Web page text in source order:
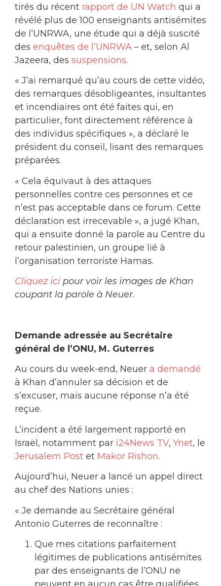
tirés du récent rapport de UN Watch qui a
révélé plus de 100 enseignants antisémites
de l’UNRWA, une étude qui a déjà suscité
des enquêtes de l’UNRWA – et, selon Al
Jazeera, des suspensions.
« J’ai remarqué qu’au cours de cette vidéo,
des remarques désobligeantes, insultantes
et incendiaires ont été faites qui, en
particulier, font directement référence à
des individus spécifiques », a déclaré le
président du conseil, lisant des remarques
préparées.
« Cela équivaut à des attaques
personnelles contre ces personnes et ce
n’est pas acceptable dans ce forum. Cette
déclaration est irrecevable », a jugé Khan,
qui a ensuite donné la parole au Centre du
retour palestinien, un groupe lié à
l’organisation terroriste Hamas.
Cliquez ici pour voir les images de Khan
coupant la parole à Neuer.
Demande adressée au Secrétaire
général de l’ONU, M. Guterres
Au cours du week-end, Neuer a demandé
à Khan d’annuler sa décision et de
s’excuser, mais aucune réponse n’a été
reçue.
L’incident a été largement rapporté en
Israël, notamment par i24News TV, Ynet, le
Jerusalem Post et Makor Rishon.
Aujourd’hui, Neuer a lancé un appel direct
au chef des Nations unies :
« Je demande au Secrétaire général
Antonio Guterres de reconnaître :
Que mes citations parfaitement
légitimes de publications antisémites
par des enseignants de l’ONU ne